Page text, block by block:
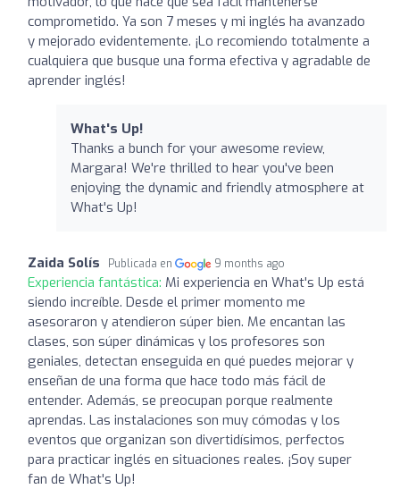
comprometido. Ya son 7 meses y mi inglés ha avanzado
y mejorado evidentemente. ¡Lo recomiendo totalmente a
cualquiera que busque una forma efectiva y agradable de
aprender inglés!
What's Up!
Thanks a bunch for your awesome review,
Margara! We're thrilled to hear you've been
enjoying the dynamic and friendly atmosphere at
What's Up!
Zaida Solís Publicada en 9 months ago
Experiencia fantástica: Mi experiencia en What's Up está
siendo increíble. Desde el primer momento me
asesoraron y atendieron súper bien. Me encantan las
clases, son súper dinámicas y los profesores son
geniales, detectan enseguida en qué puedes mejorar y
enseñan de una forma que hace todo más fácil de
entender. Además, se preocupan porque realmente
aprendas. Las instalaciones son muy cómodas y los
eventos que organizan son divertidísimos, perfectos
para practicar inglés en situaciones reales. ¡Soy super
fan de What's Up!